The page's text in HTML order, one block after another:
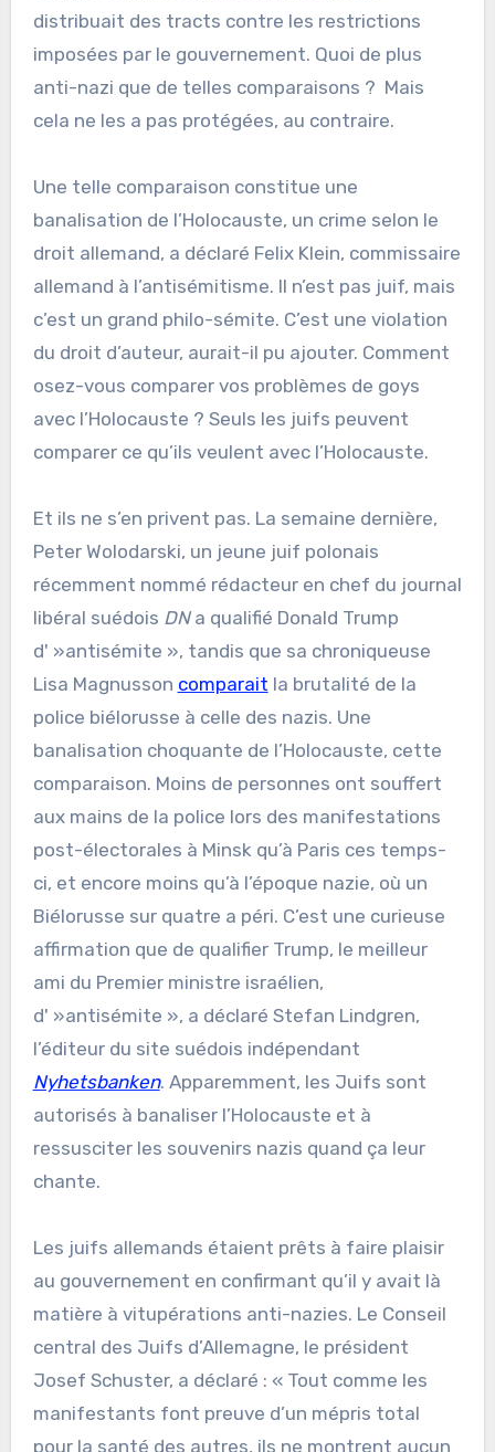
distribuait des tracts contre les restrictions
imposées par le gouvernement. Quoi de plus
anti-nazi que de telles comparaisons ? Mais
cela ne les a pas protégées, au contraire.
Une telle comparaison constitue une
banalisation de l’Holocauste, un crime selon le
droit allemand, a déclaré Felix Klein, commissaire
allemand à l’antisémitisme. Il n’est pas juif, mais
c’est un grand philo-sémite. C’est une violation
du droit d’auteur, aurait-il pu ajouter. Comment
osez-vous comparer vos problèmes de goys
avec l’Holocauste ? Seuls les juifs peuvent
comparer ce qu’ils veulent avec l’Holocauste.
Et ils ne s’en privent pas. La semaine dernière,
Peter Wolodarski, un jeune juif polonais
récemment nommé rédacteur en chef du journal
libéral suédois DNa qualifié Donald Trump
d' »antisémite », tandis que sa chroniqueuse
Lisa Magnusson comparait la brutalité de la
police biélorusse à celle des nazis. Une
banalisation choquante de l’Holocauste, cette
comparaison. Moins de personnes ont souffert
aux mains de la police lors des manifestations
post-électorales à Minsk qu’à Paris ces temps-
ci, et encore moins qu’à l’époque nazie, où un
Biélorusse sur quatre a péri. C’est une curieuse
affirmation que de qualifier Trump, le meilleur
ami du Premier ministre israélien,
d' »antisémite », a déclaré Stefan Lindgren,
l’éditeur du site suédois indépendant
Nyhetsbanken. Apparemment, les Juifs sont
autorisés à banaliser l’Holocauste et à
ressusciter les souvenirs nazis quand ça leur
chante.
Les juifs allemands étaient prêts à faire plaisir
au gouvernement en confirmant qu’il y avait là
matière à vitupérations anti-nazies. Le Conseil
central des Juifs d’Allemagne, le président
Josef Schuster, a déclaré : « Tout comme les
manifestants font preuve d’un mépris total
pour la santé des autres, ils ne montrent aucun